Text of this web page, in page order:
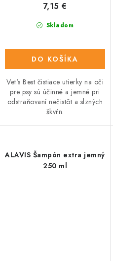
Skladom
7,15 €
DO KOŠÍKA
Vet's Best čistiace utierky na oči
pre psy sú účinné a jemné pri
odstraňovaní nečistôt a slzných
škvŕn.
ALAVIS Šampón extra jemný
250 ml